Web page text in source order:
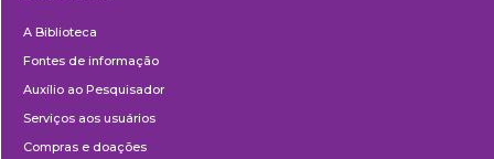
A Biblioteca
Fontes de informação
Auxílio ao Pesquisador
Serviços aos usuários
Compras e doações